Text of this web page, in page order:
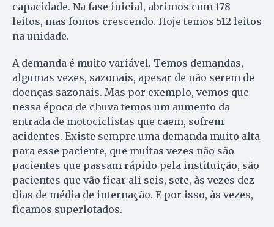
capacidade. Na fase inicial, abrimos com 178
leitos, mas fomos crescendo. Hoje temos 512 leitos
na unidade.
A demanda é muito variável. Temos demandas,
algumas vezes, sazonais, apesar de não serem de
doenças sazonais. Mas por exemplo, vemos que
nessa época de chuva temos um aumento da
entrada de motociclistas que caem, sofrem
acidentes. Existe sempre uma demanda muito alta
para esse paciente, que muitas vezes não são
pacientes que passam rápido pela instituição, são
pacientes que vão ficar ali seis, sete, às vezes dez
dias de média de internação. E por isso, às vezes,
ficamos superlotados.